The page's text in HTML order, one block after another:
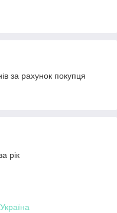
за рахунок покупця
рік